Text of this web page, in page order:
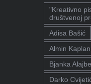
"Kreativno
društvenoj
Adisa Bašić
Almin Kaplan
Bjanka
Darko